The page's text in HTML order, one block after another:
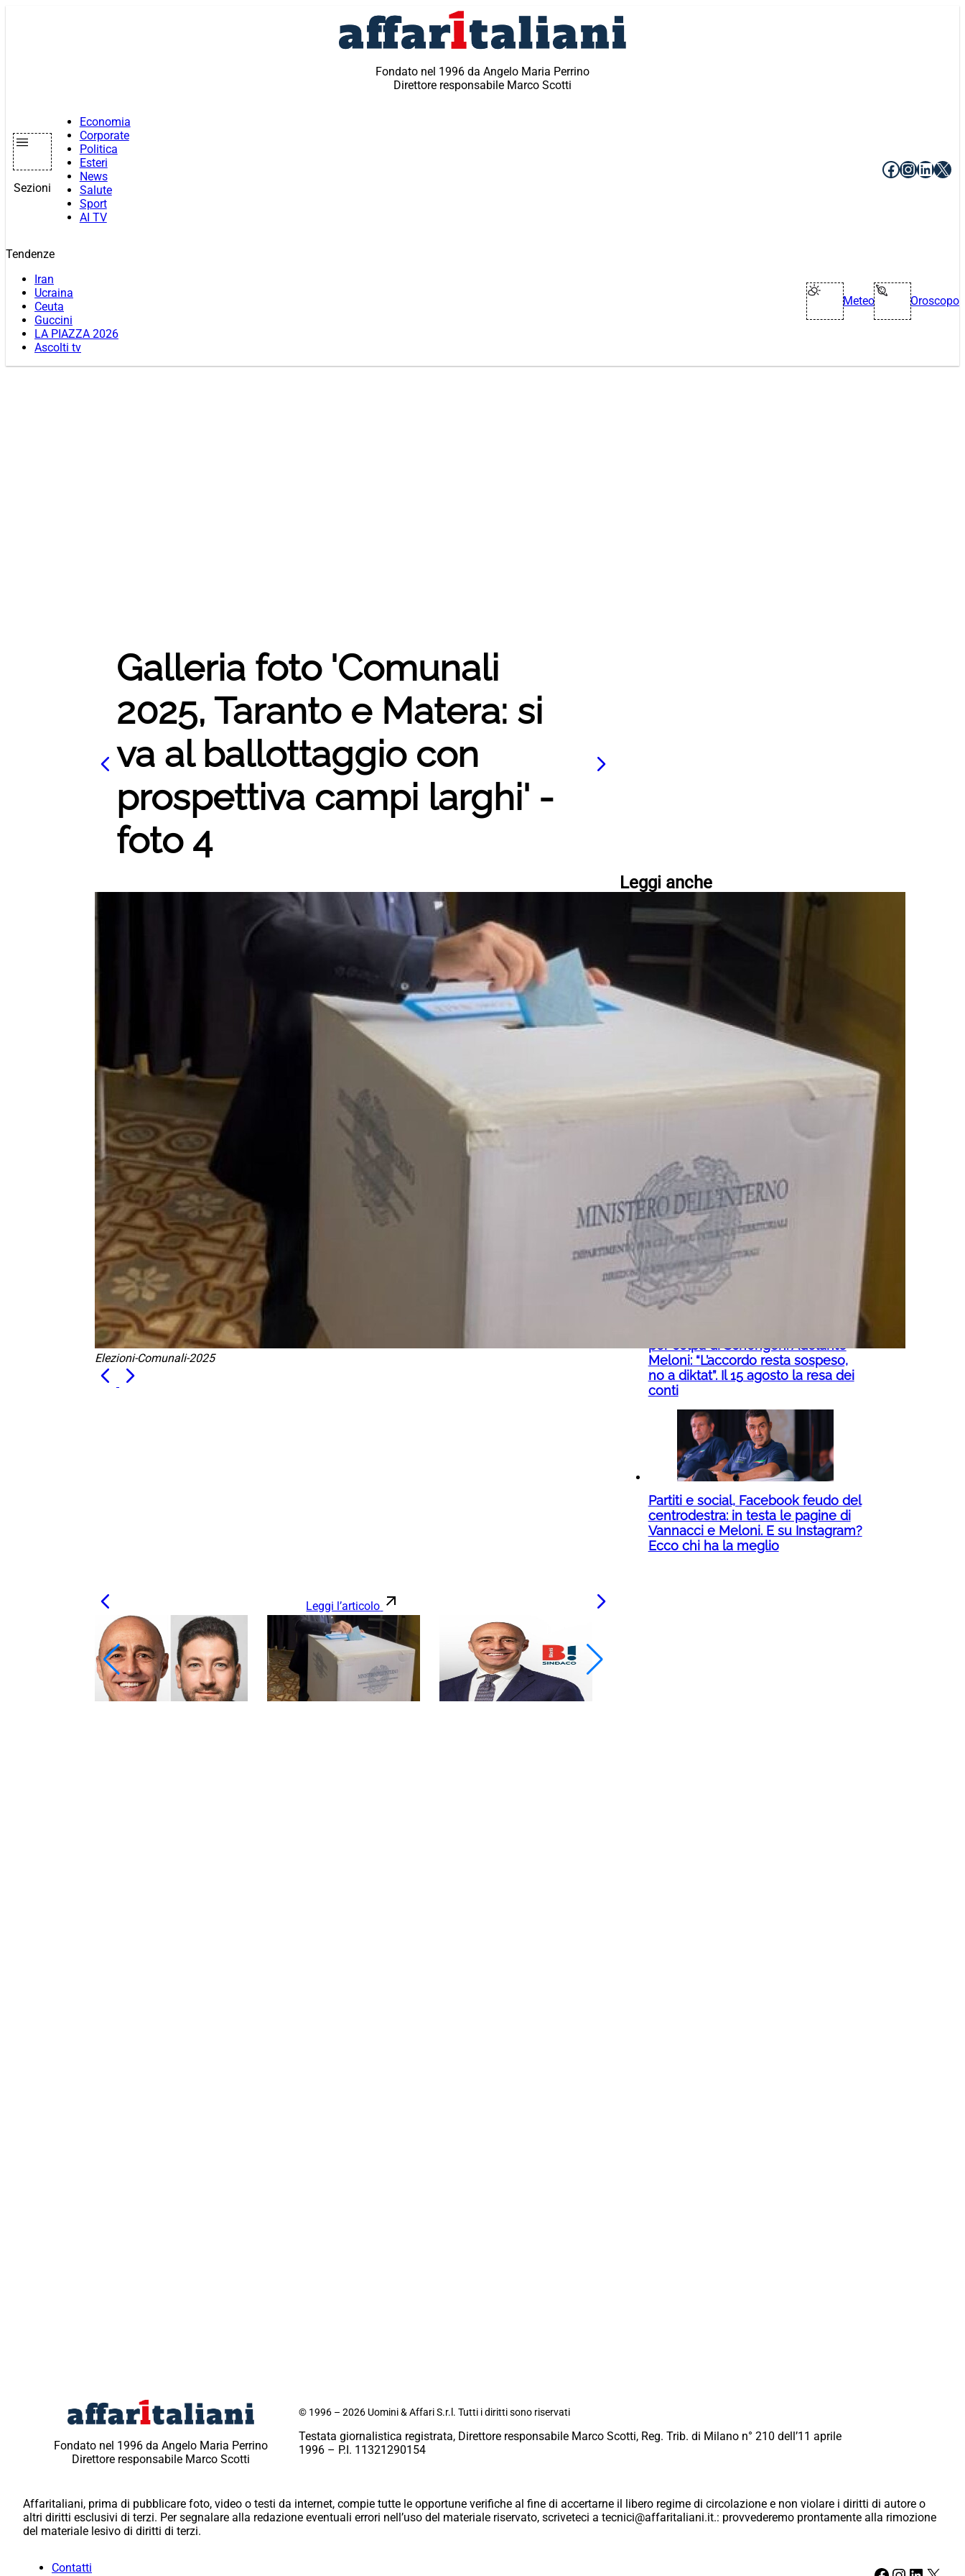
Fondato nel 1996 da Angelo Maria Perrino
Direttore responsabile Marco Scotti
Sezioni
Economia
Corporate
Politica
Esteri
News
Salute
Sport
AI TV
Facebook
X
Tendenze
Iran
Ucraina
Ceuta
Guccini
LA PIAZZA 2026
Ascolti tv
Meteo Oroscopo
Galleria foto 'Comunali
2025, Taranto e Matera: si
va al ballottaggio con
prospettiva campi larghi' -
foto 4
Elezioni-Comunali-2025
Leggi l’articolo
Leggi anche
Guerra in Iran, l’allarme della Bce:
“Lo shock energetico brucia i
risparmi delle famiglie. Ecco chi
Le “vedove nere” (e allegre) della
Russia: matrimoni lampo prima del
fronte per ottenere i risarcimenti. Il
nuovo business milionario
per colpa di Schengen. Adelante
Meloni: “L’accordo resta sospeso,
no a diktat”. Il 15 agosto la resa dei
conti
Partiti e social, Facebook feudo del
centrodestra: in testa le pagine di
Vannacci e Meloni. E su Instagram?
Ecco chi ha la meglio
Fondato nel 1996 da Angelo Maria Perrino
Direttore responsabile Marco Scotti
© 1996 – 2026 Uomini & Affari S.r.l. Tutti i diritti sono riservati
Testata giornalistica registrata, Direttore responsabile Marco Scotti, Reg. Trib. di Milano n° 210 dell’11 aprile
1996 – P.I. 11321290154
Affaritaliani, prima di pubblicare foto, video o testi da internet, compie tutte le opportune verifiche al fine di accertarne il libero regime di circolazione e non violare i diritti di autore o
altri diritti esclusivi di terzi. Per segnalare alla redazione eventuali errori nell’uso del materiale riservato, scriveteci a tecnici@affaritaliani.it.: provvederemo prontamente alla rimozione
del materiale lesivo di diritti di terzi.
Contatti